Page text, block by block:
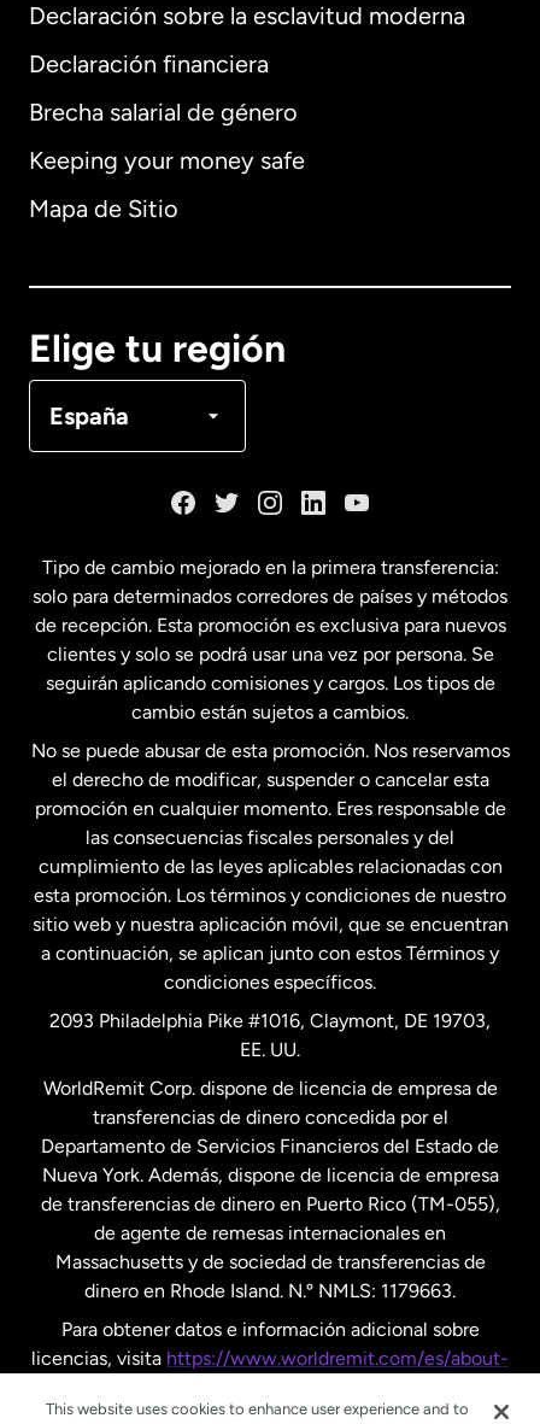
Declaración sobre la esclavitud moderna
Declaración financiera
Brecha salarial de género
Keeping your money safe
Mapa de Sitio
Elige tu región
España
Internacional English
Alemania
Français
Estados Unidos English
Estados Unidos Español
Francia
Malasia
Nueva Zelanda
Países Bajos
Suecia
Tipo de cambio mejorado en la primera transferencia:
solo para determinados corredores de países y métodos
de recepción. Esta promoción es exclusiva para nuevos
clientes y solo se podrá usar una vez por persona. Se
seguirán aplicando comisiones y cargos. Los tipos de
cambio están sujetos a cambios.
No se puede abusar de esta promoción. Nos reservamos
el derecho de modificar, suspender o cancelar esta
promoción en cualquier momento. Eres responsable de
las consecuencias fiscales personales y del
cumplimiento de las leyes aplicables relacionadas con
esta promoción. Los términos y condiciones de nuestro
sitio web y nuestra aplicación móvil, que se encuentran
a continuación, se aplican junto con estos Términos y
condiciones específicos.
2093 Philadelphia Pike #1016, Claymont, DE 19703,
EE. UU.
WorldRemit Corp. dispone de licencia de empresa de
transferencias de dinero concedida por el
Departamento de Servicios Financieros del Estado de
Nueva York. Además, dispone de licencia de empresa
de transferencias de dinero en Puerto Rico (TM-055),
de agente de remesas internacionales en
Massachusetts y de sociedad de transferencias de
dinero en Rhode Island. N.º NMLS: 1179663.
Para obtener datos e información adicional sobre
licencias, visita https://www.worldremit.com/es/about-
This website uses cookies to enhance user experience and to